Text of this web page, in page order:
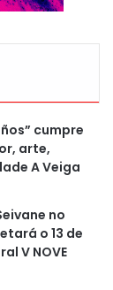
cumpre
arte,
A Veiga
no
o 13 de
V NOVE